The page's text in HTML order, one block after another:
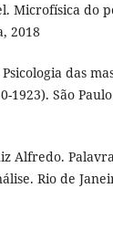
Microfísica do
2018
das
1923). São
Alfredo.
Rio de